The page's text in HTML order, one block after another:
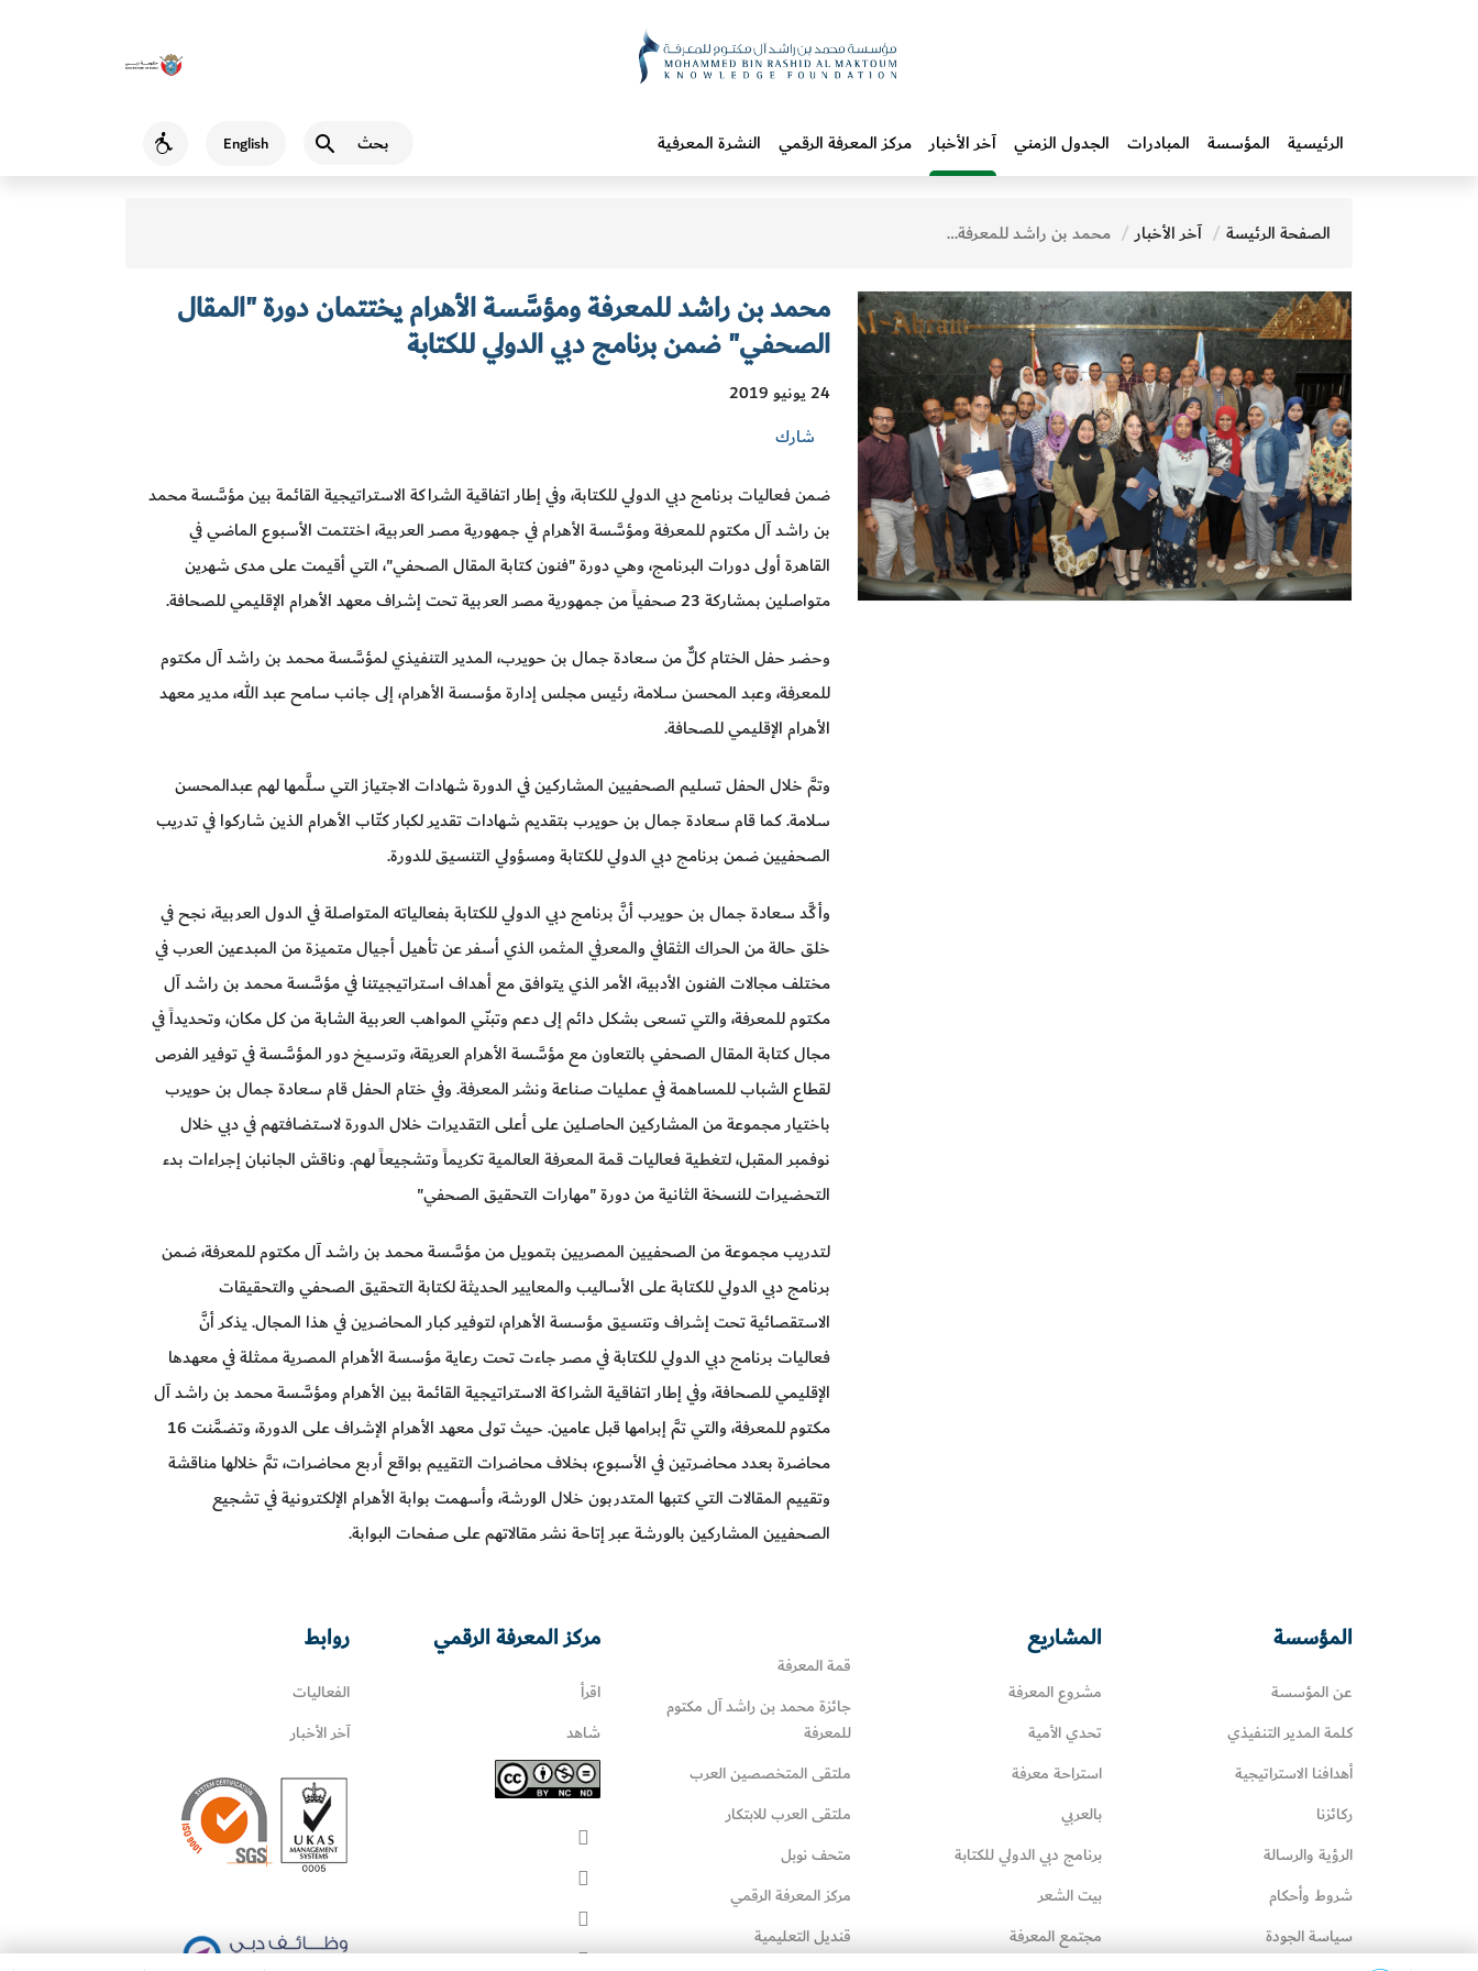
English
Accessibility الرئيسية المؤسسة المبادرات‎ الجدول الزمني آخر الأخبار مركز المعرفة الرقمي النشرة المعرفية
الصفحة الرئيسة آخر الأخبار محمد بن راشد للمعرفة ومؤسَّسة الأهرام يختتمان دورة "المقال الصحفي" ضمن برنامج دبي الدولي للكتابة
محمد بن راشد للمعرفة ومؤسَّسة الأهرام يختتمان دورة "المقال
الصحفي" ضمن برنامج دبي الدولي للكتابة
24 يونيو 2019
شارك
ضمن فعاليات برنامج دبي الدولي للكتابة، وفي إطار اتفاقية الشراكة الاستراتيجية القائمة بين مؤسَّسة محمد
بن راشد آل مكتوم للمعرفة ومؤسَّسة الأهرام في جمهورية مصر العربية، اختتمت الأسبوع الماضي في
القاهرة أولى دورات البرنامج، وهي دورة "فنون كتابة المقال الصحفي"، التي أقيمت على مدى شهرين
متواصلين بمشاركة 23 صحفياً من جمهورية مصر العربية تحت إشراف معهد الأهرام الإقليمي للصحافة.
وحضر حفل الختام كلٌّ من سعادة جمال بن حويرب، المدير التنفيذي لمؤسَّسة محمد بن راشد آل مكتوم
للمعرفة، وعبد المحسن سلامة، رئيس مجلس إدارة مؤسسة الأهرام، إلى جانب سامح عبد الله، مدير معهد
الأهرام الإقليمي للصحافة.
وتمَّ خلال الحفل تسليم الصحفيين المشاركين في الدورة شهادات الاجتياز التي سلَّمها لهم عبدالمحسن
سلامة. كما قام سعادة جمال بن حويرب بتقديم شهادات تقدير لكبار كتّاب الأهرام الذين شاركوا في تدريب
الصحفيين ضمن برنامج دبي الدولي للكتابة ومسؤولي التنسيق للدورة.
وأكَّد سعادة جمال بن حويرب أنَّ برنامج دبي الدولي للكتابة بفعالياته المتواصلة في الدول العربية، نجح في
خلق حالة من الحراك الثقافي والمعرفي المثمر، الذي أسفر عن تأهيل أجيال متميزة من المبدعين العرب في
مختلف مجالات الفنون الأدبية، الأمر الذي يتوافق مع أهداف استراتيجيتنا في مؤسَّسة محمد بن راشد آل
مكتوم للمعرفة، والتي تسعى بشكل دائم إلى دعم وتبنّي المواهب العربية الشابة من كل مكان، وتحديداً في
مجال كتابة المقال الصحفي بالتعاون مع مؤسَّسة الأهرام العريقة، وترسيخ دور المؤسَّسة في توفير الفرص
لقطاع الشباب للمساهمة في عمليات صناعة ونشر المعرفة. وفي ختام الحفل قام سعادة جمال بن حويرب
باختيار مجموعة من المشاركين الحاصلين على أعلى التقديرات خلال الدورة لاستضافتهم في دبي خلال
نوفمبر المقبل، لتغطية فعاليات قمة المعرفة العالمية تكريماً وتشجيعاً لهم. وناقش الجانبان إجراءات بدء
التحضيرات للنسخة الثانية من دورة "مهارات التحقيق الصحفي"
لتدريب مجموعة من الصحفيين المصريين بتمويل من مؤسَّسة محمد بن راشد آل مكتوم للمعرفة، ضمن
برنامج دبي الدولي للكتابة على الأساليب والمعايير الحديثة لكتابة التحقيق الصحفي والتحقيقات
الاستقصائية تحت إشراف وتنسيق مؤسسة الأهرام، لتوفير كبار المحاضرين في هذا المجال. يذكر أنَّ
فعاليات برنامج دبي الدولي للكتابة في مصر جاءت تحت رعاية مؤسسة الأهرام المصرية ممثلة في معهدها
الإقليمي للصحافة، وفي إطار اتفاقية الشراكة الاستراتيجية القائمة بين الأهرام ومؤسَّسة محمد بن راشد آل
مكتوم للمعرفة، والتي تمَّ إبرامها قبل عامين. حيث تولى معهد الأهرام الإشراف على الدورة، وتضمَّنت 16
محاضرة بعدد محاضرتين في الأسبوع، بخلاف محاضرات التقييم بواقع أربع محاضرات، تمَّ خلالها مناقشة
وتقييم المقالات التي كتبها المتدربون خلال الورشة، وأسهمت بوابة الأهرام الإلكترونية في تشجيع
الصحفيين المشاركين بالورشة عبر إتاحة نشر مقالاتهم على صفحات البوابة.
المؤسسة
عن المؤسسة
كلمة المدير التنفيذي
أهدافنا الاستراتيجية
ركائزنا
الرؤية والرسالة
شروط وأحكام
سياسة الجودة
المشاريع
مشروع المعرفة
تحدي الأمية
استراحة معرفة
بالعربي
برنامج دبي الدولي للكتابة
بيت الشعر
مجتمع المعرفة
قمة المعرفة
جائزة محمد بن راشد آل مكتوم
للمعرفة
ملتقى المتخصصين العرب
ملتقى العرب للابتكار
متحف نوبل
مركز المعرفة الرقمي
قنديل التعليمية
مركز المعرفة الرقمي
اقرأ
شاهد
روابط
الفعاليات
آخر الأخبار